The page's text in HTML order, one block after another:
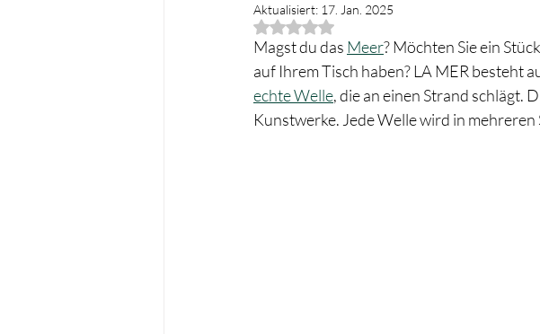
Aktualisiert: 17. Jan. 2025
Mit NaN von 5 Sternen bewertet.
Magst du das Meer? Möchten Sie ein
auf Ihrem Tisch haben? LA MER besteht
echte Welle, die an einen Strand schlägt.
Kunstwerke. Jede Welle wird in